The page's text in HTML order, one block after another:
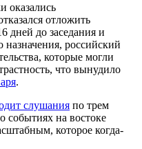
оказались
отложить
дней до заседания и
назначения, российский
которые могли
что вынудило
.
слушания по трем
событиях на востоке
которое когда-